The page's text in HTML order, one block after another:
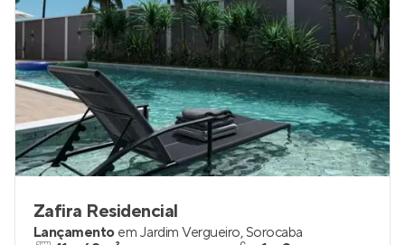
Zafira Residencial
Lançamento em Jardim Vergueiro,Sorocaba